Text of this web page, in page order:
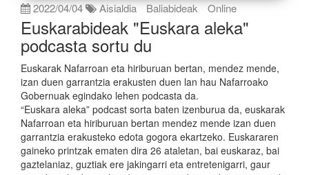
2022/04/04 Aisialdia Baliabideak Online
Euskarabideak "Euskara aleka"
podcasta sortu du
Euskarak Nafarroan eta hiriburuan bertan, mendez mende,
izan duen garrantzia erakusten duen lan hau Nafarroako
Gobernuak egindako lehen podcasta da.
“Euskara aleka” podcast sorta baten izenburua da, euskarak
Nafarroan eta hiriburuan bertan mendez mende izan duen
garrantzia erakusteko edota gogora ekartzeko. Euskararen
gaineko printzak ematen dira 26 ataletan, bai euskaraz, bai
gaztelaniaz, guztiak ere jakingarri eta entretenigarri, gaur